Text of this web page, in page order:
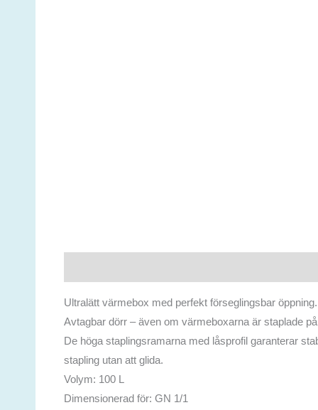
Ultralätt värmebox med perfekt förseglingsbar öppning.
Avtagbar dörr – även om värmeboxarna är staplade
De höga staplingsramarna med låsprofil garanterar
stapling utan att glida.
Volym: 100 L
Dimensionerad för: GN 1/1